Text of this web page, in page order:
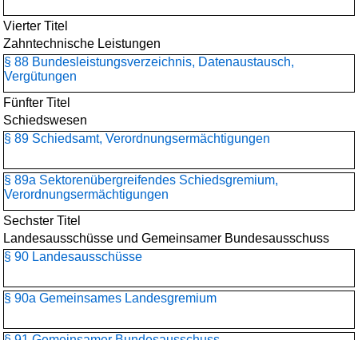
Vierter Titel
Zahntechnische Leistungen
§ 88 Bundesleistungsverzeichnis, Datenaustausch,
Vergütungen
Fünfter Titel
Schiedswesen
§ 89 Schiedsamt, Verordnungsermächtigungen
§ 89a Sektorenübergreifendes Schiedsgremium,
Verordnungsermächtigungen
Sechster Titel
Landesausschüsse und Gemeinsamer Bundesausschuss
§ 90 Landesausschüsse
§ 90a Gemeinsames Landesgremium